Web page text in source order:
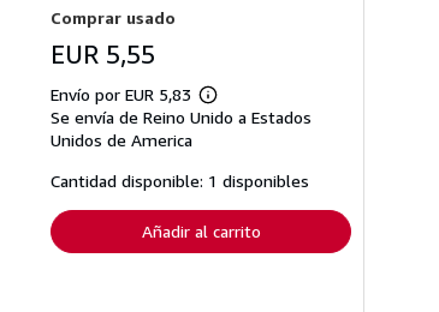
Comprar usado
EUR 5,55
Envío por EUR 5,83
Más
información
tarifas
de
envío
Se envía de Reino Unido a Estados
Unidos de America
Cantidad disponible: 1 disponibles
Añadir al carrito